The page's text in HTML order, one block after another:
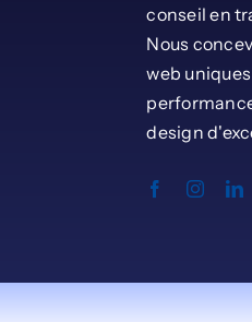
conseil en
Nous
web
design